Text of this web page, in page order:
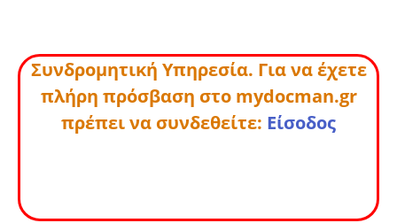
Συνδρομητική Υπηρεσία. Για να έχετε
πλήρη πρόσβαση στο mydocman.gr
πρέπει να συνδεθείτε: Είσοδος